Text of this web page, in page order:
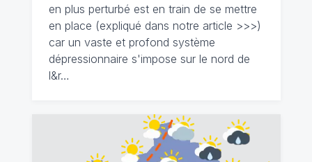
en plus perturbé est en train de se mettre
en place (expliqué dans notre article >>>)
car un vaste et profond système
dépressionnaire s'impose sur le nord de
l&r…